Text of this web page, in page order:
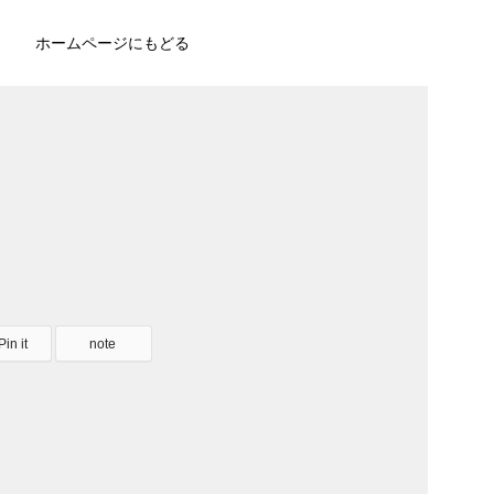
ホームページにもどる
it note